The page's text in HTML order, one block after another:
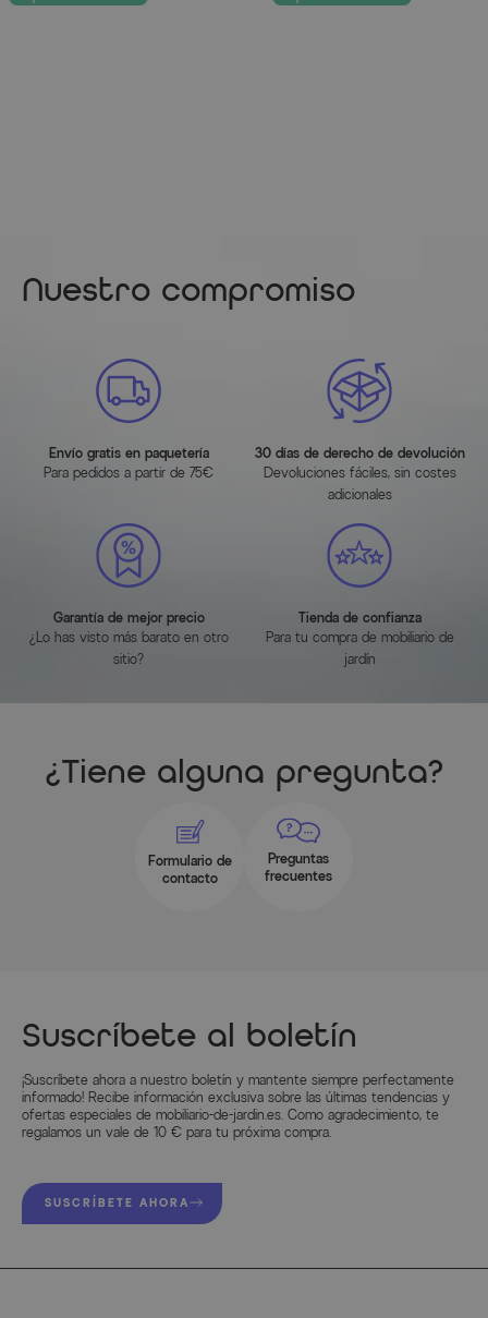
Nuestro compromiso
Envío gratis en paquetería
Para pedidos a partir de 75€
30 días de derecho de devolución
Devoluciones fáciles, sin costes
adicionales
Garantía de mejor precio
¿Lo has visto más barato en otro
sitio?
Tienda de confianza
Para tu compra de mobiliario de
jardín
¿Tiene alguna pregunta?
Formulario de
contacto
Preguntas
frecuentes
Suscríbete al boletín
¡Suscríbete ahora a nuestro boletín y mantente siempre perfectamente
informado! Recibe información exclusiva sobre las últimas tendencias y
ofertas especiales de mobiliario-de-jardin.es. Como agradecimiento, te
regalamos un vale de 10 € para tu próxima compra.
SUSCRÍBETE AHORA